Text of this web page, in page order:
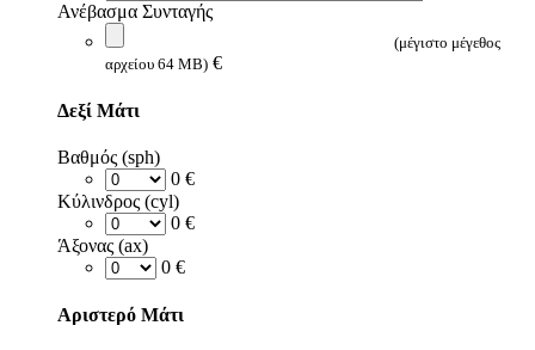
Ανέβασμα Συνταγής
(μέγιστο μέγεθος
αρχείου 64 MB) €
Δεξί Μάτι
Βαθμός (sph)
0 €
Κύλινδρος (cyl)
0 €
Άξονας (ax)
0 €
Αριστερό Μάτι